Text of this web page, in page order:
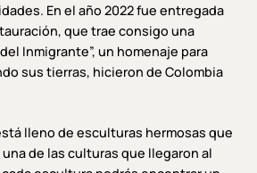
En el año 2022 fue entregada
que trae consigo una
Inmigrante”, un homenaje para
sus tierras, hicieron de Colombia
lleno de esculturas hermosas que
de las culturas que llegaron al